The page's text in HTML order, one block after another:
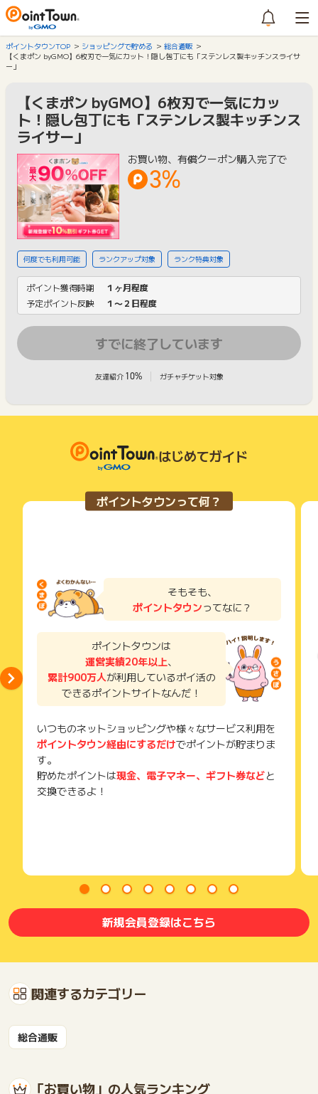
ポイントタウンTOP ショッピングで貯める
総合通販
【くまポン byGMO】6枚刃で一気にカット！隠し包丁にも「ステンレス製キッチンスライサ
ー」
【くまポン byGMO】6枚刃で一気にカッ
ト！隠し包丁にも「ステンレス製キッチンス
ライサー」
お買い物、有償クーポン購入完了で
3%
何度でも利用可能 ランクアップ対象 ランク特典対象
ポイント獲得時期
１ヶ月程度
予定ポイント反映
１〜２日程度
すでに終了しています
友達紹介 10% ガチャチケット対象
はじめてガイド
ポイントタウンって何？
そもそも、
ポイントタウンってなに？
ポイントタウンは
運営実績20年以上、
累計900万人が利用しているポイ活の
できるポイントサイトなんだ！
いつものネットショッピングや様々なサービス利用を
ポイントタウン経由にするだけでポイントが貯まりま
す。
貯めたポイントは現金、電子マネー、ギフト券などと
交換できるよ！
新規会員登録はこちら
関連するカテゴリー
総合通販
「お買い物」の人気ランキング